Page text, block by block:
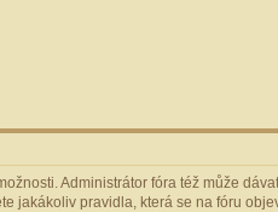
Administrátor fóra též může
jakákoliv pravidla, která se na fóru